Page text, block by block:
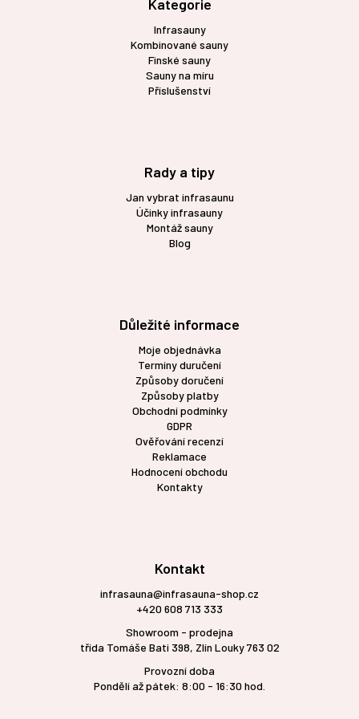
Kategorie
Infrasauny
Kombinované sauny
Finské sauny
Sauny na míru
Příslušenství
Rady a tipy
Jan vybrat infrasaunu
Účinky infrasauny
Montáž sauny
Blog
Důležité informace
Moje objednávka
Termíny duručení
Způsoby doručení
Způsoby platby
Obchodní podmínky
GDPR
Ověřování recenzí
Reklamace
Hodnocení obchodu
Kontakty
Kontakt
infrasauna@infrasauna-shop.cz
+420 608 713 333
Showroom - prodejna
třída Tomáše Bati 398, Zlín Louky 763 02
Provozní doba
Pondělí až pátek: 8:00 - 16:30 hod.